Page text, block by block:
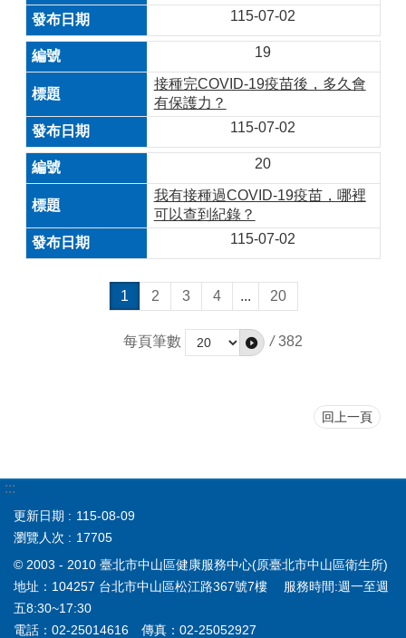
115-07-02
19
接種完COVID-19疫苗後，多久會
有保護力？
115-07-02
20
我有接種過COVID-19疫苗，哪裡
可以查到紀錄？
115-07-02
1 2 3 4 ... 20
每頁筆數 / 382
回上一頁
:::
更新日期
115-08-09
瀏覽人次
17705
© 2003 - 2010 臺北市中山區健康服務中心(原臺北市中山區衛生所)
地址：104257 台北市中山區松江路367號7樓 服務時間:週一至週
五8:30~17:30
電話：02-25014616 傳真：02-25052927